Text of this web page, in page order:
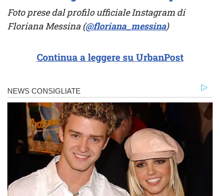
Foto prese dal profilo ufficiale Instagram di
Floriana Messina (@floriana_messina)
Continua a leggere su UrbanPost